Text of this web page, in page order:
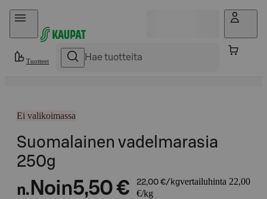
Hyppää sisältöön
Tuotteet
Ei valikoimassa
Suomalainen vadelmarasia
250g
n. Noin5,50 € 22,00 €/kgvertailuhinta 22,00
€/kg